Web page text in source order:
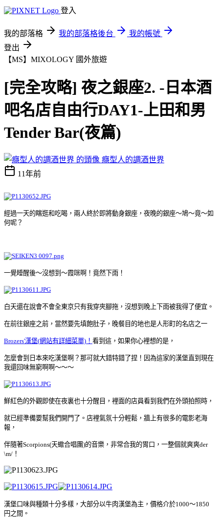
登入
我的部落格 我的部落格後台
我的帳號
登出
【MS】MIXOLOGY 國外旅遊
[完全攻略] 夜之銀座2. -日本酒
吧名店自由行DAY1-上田和男
Tender Bar(夜篇)
癮型人的調酒世界
11年前
經過一天的瞎逛和吃喝，兩人終於即將動身銀座，夜晚的銀座～鳩～竟～如
何呢？
一覺睡醒後～沒想到 ～霞咪啊！竟然下雨！
白天還在說會不會全東京只有我穿夾腳拖，沒想到晚上下雨被我得了便宜。
在前往銀座之前，當然要先填飽肚子，晚餐目的地也是人形町的名店之一
Brozers'漢堡(網站有詳細菜單) ！ 看到這，如果你心裡想的是，
怎麼會到日本來吃漢堡啊？那可 就大錯特錯了捏！ 因為這家的漢堡直到現在
我還回味無窮啊啊～～～
鮮紅色的外觀即使在夜裏也十分醒目，裡面的店員看到我們在外頭拍照時，
就已經準備要幫我們開門了 。 店裡氣氛十分輕鬆，牆上有很多的電影老海
報，
伴隨著Scorpions(天蠍合唱團)的音樂， 非常合我的胃口， 一整個就爽爽der
\m/ ！
漢堡口味與種類十分多樣，大部分以牛肉漢堡為主，價格介於1000～1850
円之間。